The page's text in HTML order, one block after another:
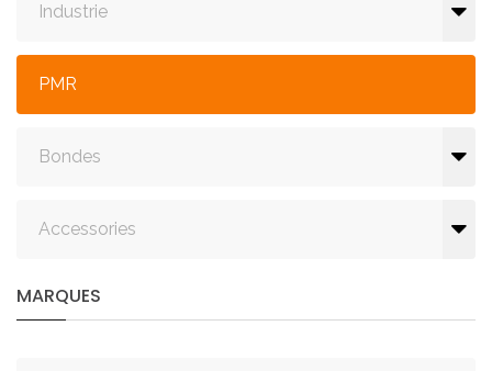
Industrie
PMR
Bondes
Accessories
MARQUES